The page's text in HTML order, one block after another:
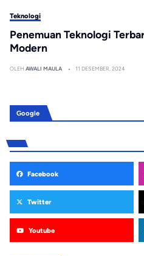
Teknologi
Penemuan Teknologi
Modern
OLEH AWALI MAULA 11 DESEMBER, 2024
Google
Facebook
Twitter
Youtube